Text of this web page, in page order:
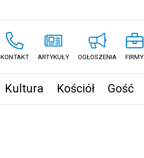
KONTAKT ARTYKUŁY OGŁOSZENIA FIRMY
Kultura Kościół Gość